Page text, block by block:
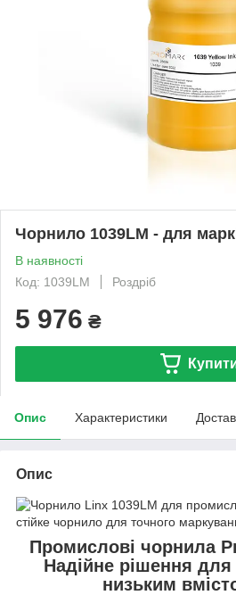
Чорнило 1039LM - для
В наявності
Код: 1039LM
Роздріб
5 976 ₴
Опис Характеристики
Опис
Промислові чорнила
Надійне рішення
низьким